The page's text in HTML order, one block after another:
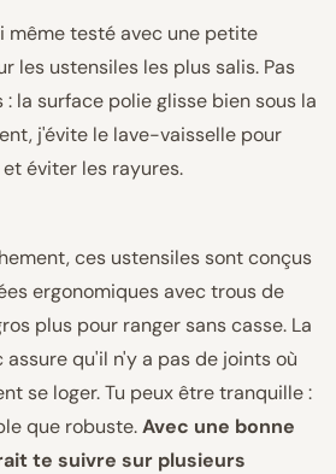
même testé avec une petite
les ustensiles les plus salis. Pas
la surface polie glisse bien sous la
j'évite le lave-vaisselle pour
éviter les rayures.
ces ustensiles sont conçus
ergonomiques avec trous de
plus pour ranger sans casse. La
qu'il n'y a pas de joints où
se loger. Tu peux être tranquille :
que robuste.Avec une bonne
te suivre sur plusieurs